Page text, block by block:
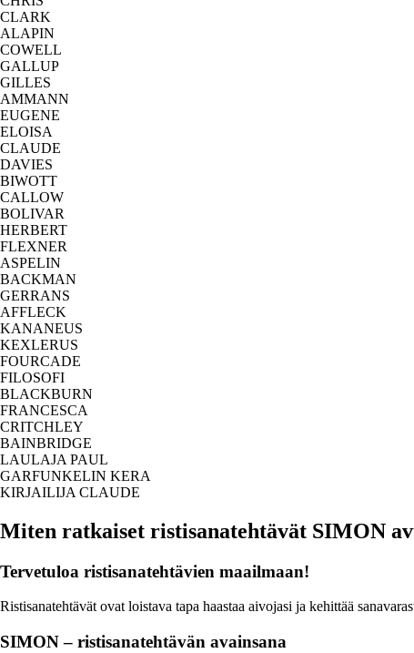
CLARK
ALAPIN
COWELL
GALLUP
GILLES
AMMANN
EUGENE
ELOISA
CLAUDE
DAVIES
BIWOTT
CALLOW
BOLIVAR
HERBERT
FLEXNER
ASPELIN
BACKMAN
GERRANS
AFFLECK
KANANEUS
KEXLERUS
FOURCADE
FILOSOFI
BLACKBURN
FRANCESCA
CRITCHLEY
BAINBRIDGE
LAULAJA PAUL
GARFUNKELIN KERA
KIRJAILIJA CLAUDE
Miten ratkaiset ristisanatehtävät SIMON
Tervetuloa ristisanatehtävien maailmaan!
Ristisanatehtävät ovat loistava tapa haastaa aivojasi ja kehittää
SIMON – ristisanatehtävän avainsana